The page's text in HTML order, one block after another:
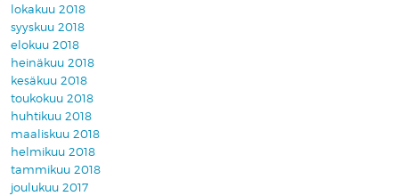
lokakuu 2018
syyskuu 2018
elokuu 2018
heinäkuu 2018
kesäkuu 2018
toukokuu 2018
huhtikuu 2018
maaliskuu 2018
helmikuu 2018
tammikuu 2018
joulukuu 2017